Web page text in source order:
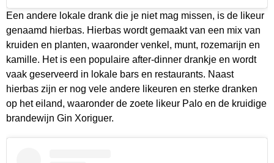
Een andere lokale drank die je niet mag missen, is de likeur
genaamd hierbas. Hierbas wordt gemaakt van een mix van
kruiden en planten, waaronder venkel, munt, rozemarijn en
kamille. Het is een populaire after-dinner drankje en wordt
vaak geserveerd in lokale bars en restaurants. Naast
hierbas zijn er nog vele andere likeuren en sterke dranken
op het eiland, waaronder de zoete likeur Palo en de kruidige
brandewijn Gin Xoriguer.